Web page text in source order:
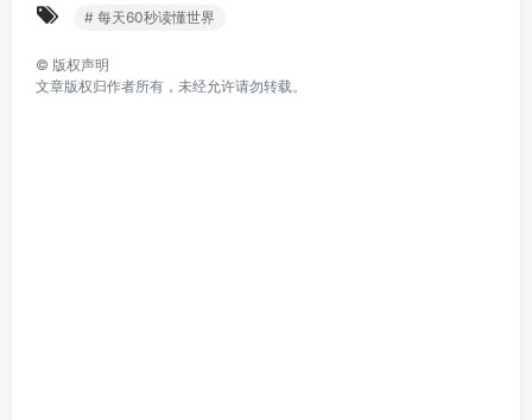
# 每天60秒读懂世界
© 版权声明
文章版权归作者所有，未经允许请勿转载。